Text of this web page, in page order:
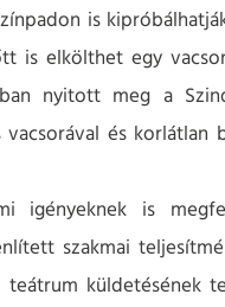
is
is elkölthet egy
nyitott meg a
és korlátlan
igényeknek is
szakmai
küldetésének